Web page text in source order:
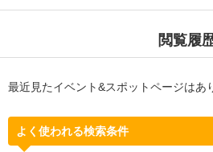
閲覧履
最近見たイベント&スポットページはあ
よく使われる検索条件